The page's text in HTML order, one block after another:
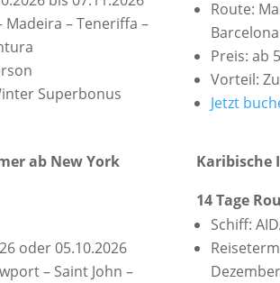
Madeira – Teneriffa –
Superbonus
Route:
Barcelona
Preis: ab
Vorteil:
Jetzt
ab New York
oder 05.10.2026
– Saint John –
Karibische
14 Tage
Schiff: